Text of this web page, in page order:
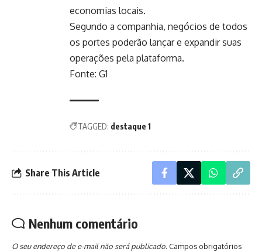
economias locais.
Segundo a companhia, negócios de todos
os portes poderão lançar e expandir suas
operações pela plataforma.
Fonte: G1
TAGGED: destaque 1
Share This Article
Nenhum comentário
O seu endereço de e-mail não será publicado. Campos obrigatórios